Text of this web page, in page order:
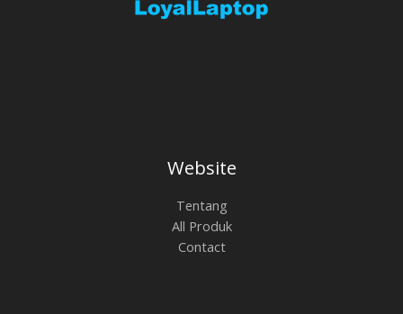
Website
Tentang
All Produk
Contact